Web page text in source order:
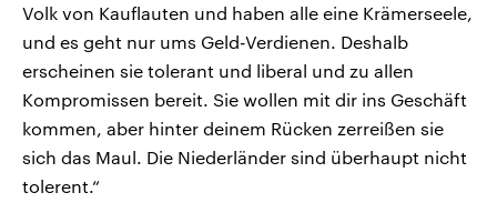
Volk von Kauflauten und haben alle eine Krämerseele,
und es geht nur ums Geld-Verdienen. Deshalb
erscheinen sie tolerant und liberal und zu allen
Kompromissen bereit. Sie wollen mit dir ins Geschäft
kommen, aber hinter deinem Rücken zerreißen sie
sich das Maul. Die Niederländer sind überhaupt nicht
tolerent.“